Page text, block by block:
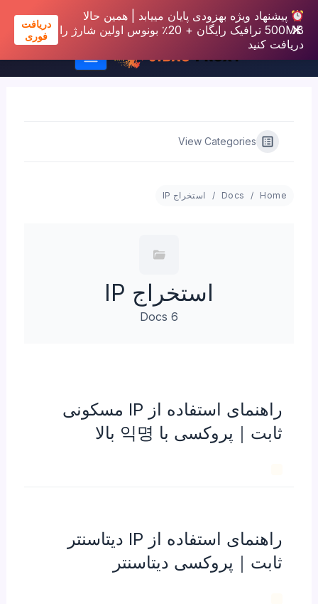
پیشنهاد ویژه بهزودی پایان مییابد | همین حالا
500MB ترافیک رایگان + 20٪ بونوس اولین شارژ را
دریافت کنید
دریافت
فوری
View Categories
Home
Docs استخراج IP
استخراج IP
6 Docs
راهنمای استفاده از IP مسکونی
ثابت｜پروکسی با 익명 بالا
راهنمای استفاده از IP دیتاسنتر
ثابت｜پروکسی دیتاسنتر